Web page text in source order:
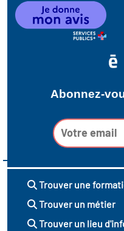
Abonnez-
Trouver une
Trouver un métier
Trouver un lieu